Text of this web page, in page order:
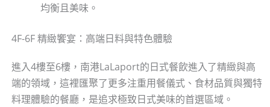
均衡且美味。
4F-6F 精緻饗宴：高端日料與特色體驗
進入4樓至6樓，南港LaLaport的日式餐飲進入了精緻與高
端的領域，這裡匯聚了更多注重用餐儀式、食材品質與獨特
料理體驗的餐廳，是追求極致日式美味的首選區域。